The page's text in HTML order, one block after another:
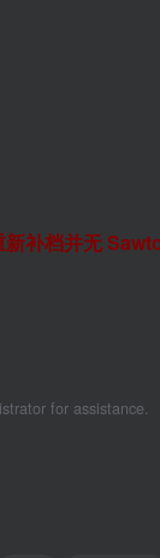
补档并无
for assistance.